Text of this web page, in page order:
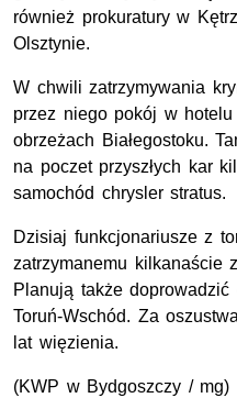
również prokuratury w
Olsztynie.
W chwili zatrzymywania
przez niego pokój w
obrzeżach Białegostoku.
na poczet przyszłych kar
samochód chrysler stratus.
Dzisiaj funkcjonariusze z
zatrzymanemu kilkanaście
Planują także
Toruń-Wschód. Za
lat więzienia.
(KWP w Bydgoszczy / mg)